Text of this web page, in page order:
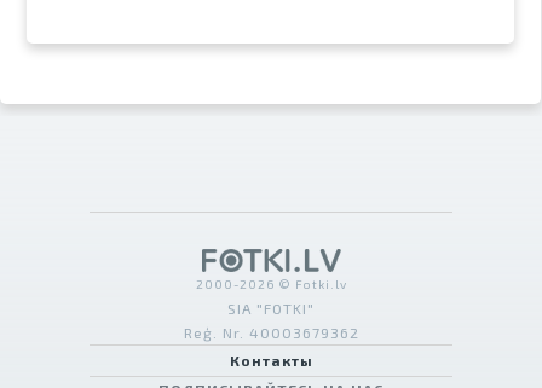
2000-2026 © Fotki.lv
SIA "FOTKI"
Reģ. Nr. 40003679362
Контакты